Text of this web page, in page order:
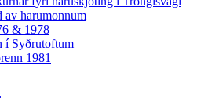
av harumonnum
& 1978
í Syðrutoftum
1981